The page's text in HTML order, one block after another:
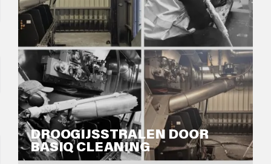
DROOGIJSSTRALEN DOOR
BASIQ CLEANING